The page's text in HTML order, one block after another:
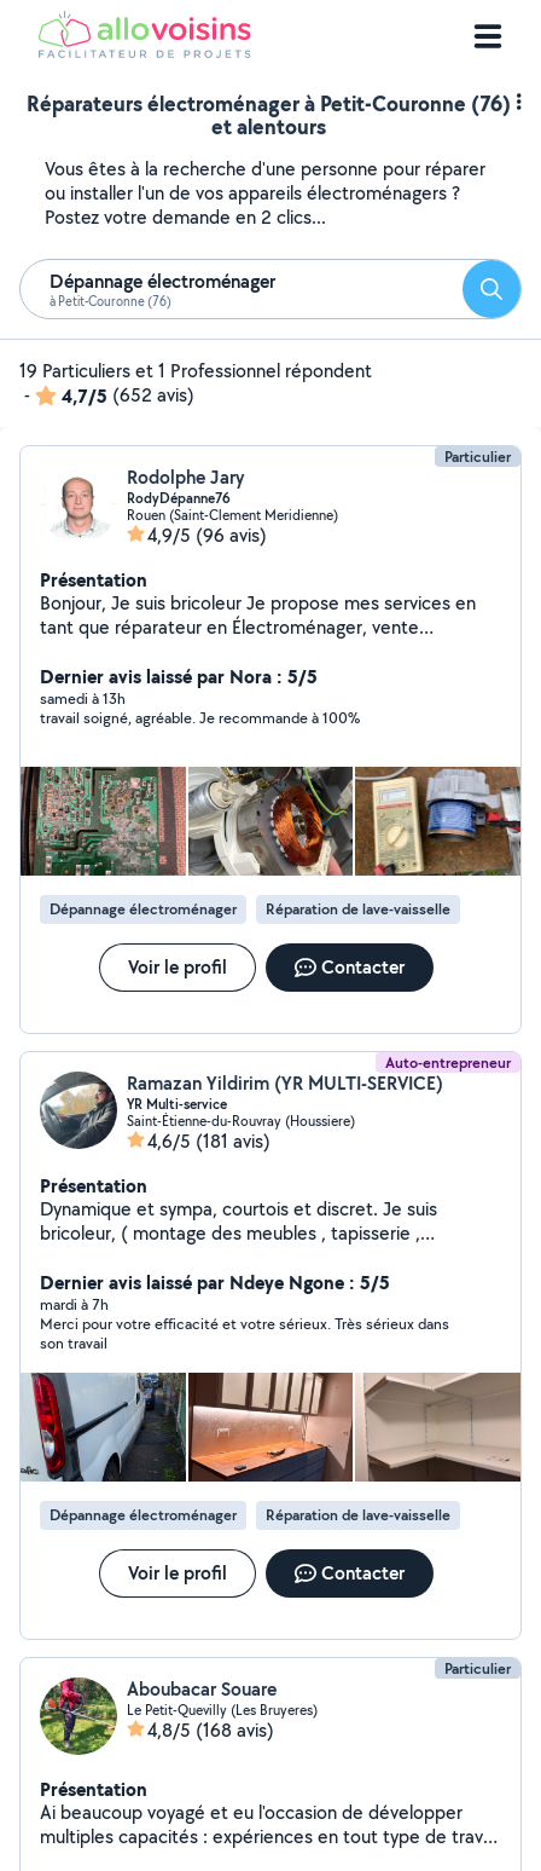
Réparateurs électroménager à Petit-Couronne (76)
et alentours
Vous êtes à la recherche d'une personne pour réparer
ou installer l'un de vos appareils électroménagers ?
Postez votre demande en 2 clics...
Dépannage électroménager
à Petit-Couronne (76)
19 Particuliers et 1 Professionnel répondent
-
4,7/5 (652 avis)
Particulier
Rodolphe Jary
RodyDépanne76
Rouen (Saint-Clement Meridienne)
4,9/5 (96 avis)
Présentation
Bonjour, Je suis bricoleur Je propose mes services en
tant que réparateur en Électroménager, vente
livraison électroménager et autres, montage de
meubles , petits travaux de bricolage
Dernier avis laissé par Nora : 5/5
samedi à 13h
travail soigné, agréable. Je recommande à 100%
Dépannage électroménager Réparation de lave-vaisselle
Voir le profil Contacter
Auto-entrepreneur
Ramazan Yildirim (YR MULTI-SERVICE)
YR Multi-service
Saint-Étienne-du-Rouvray (Houssiere)
4,6/5 (181 avis)
Présentation
Dynamique et sympa, courtois et discret. Je suis
bricoleur, ( montage des meubles , tapisserie ,
placo,installation de machine,etc ) Je peux aussi
effectuer des réparations des véhicules J'ai aussi un
utilitaire pour transporter des meubles Je suis outillé.
Dernier avis laissé par Ndeye Ngone : 5/5
mardi à 7h
Merci pour votre efficacité et votre sérieux. Très sérieux dans
son travail
Dépannage électroménager Réparation de lave-vaisselle
Voir le profil Contacter
Particulier
Aboubacar Souare
Le Petit-Quevilly (Les Bruyeres)
4,8/5 (168 avis)
Présentation
Ai beaucoup voyagé et eu l'occasion de développer
multiples capacités : expériences en tout type de travail